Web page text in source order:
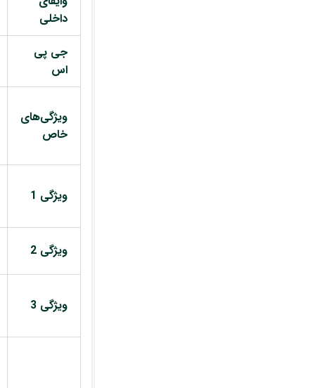
داخلی
جی پی
اس
ویژگی‌های
خاص
ویژگی 1
ویژگی 2
ویژگی 3